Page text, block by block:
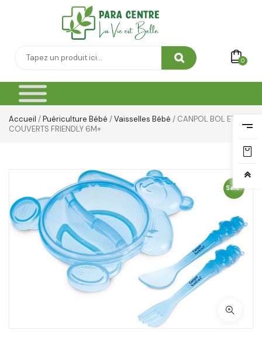
0
Accueil /Puériculture Bébé /Vaisselles Bébé / CANPOL BOL ET
COUVERTS FRIENDLY 6M+
Sale!